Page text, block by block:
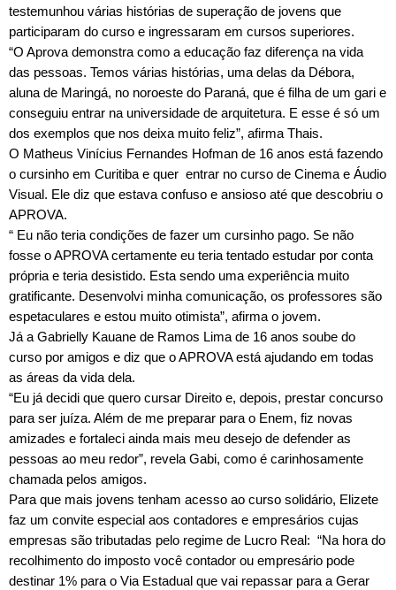
testemunhou várias histórias de superação de jovens que
participaram do curso e ingressaram em cursos superiores.
“O Aprova demonstra como a educação faz diferença na vida
das pessoas. Temos várias histórias, uma delas da Débora,
aluna de Maringá, no noroeste do Paraná, que é filha de um gari e
conseguiu entrar na universidade de arquitetura. E esse é só um
dos exemplos que nos deixa muito feliz”, afirma Thais.
O Matheus Vinícius Fernandes Hofman de 16 anos está fazendo
o cursinho em Curitiba e quer entrar no curso de Cinema e Áudio
Visual. Ele diz que estava confuso e ansioso até que descobriu o
APROVA.
“ Eu não teria condições de fazer um cursinho pago. Se não
fosse o APROVA certamente eu teria tentado estudar por conta
própria e teria desistido. Esta sendo uma experiência muito
gratificante. Desenvolvi minha comunicação, os professores são
espetaculares e estou muito otimista”, afirma o jovem.
Já a Gabrielly Kauane de Ramos Lima de 16 anos soube do
curso por amigos e diz que o APROVA está ajudando em todas
as áreas da vida dela.
“Eu já decidi que quero cursar Direito e, depois, prestar concurso
para ser juíza. Além de me preparar para o Enem, fiz novas
amizades e fortaleci ainda mais meu desejo de defender as
pessoas ao meu redor”, revela Gabi, como é carinhosamente
chamada pelos amigos.
Para que mais jovens tenham acesso ao curso solidário, Elizete
faz um convite especial aos contadores e empresários cujas
empresas são tributadas pelo regime de Lucro Real: “Na hora do
recolhimento do imposto você contador ou empresário pode
destinar 1% para o Via Estadual que vai repassar para a Gerar